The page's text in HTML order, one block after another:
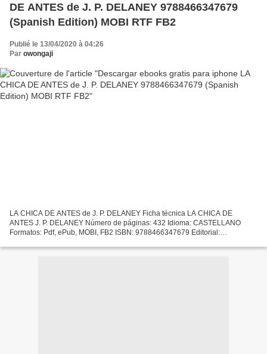
DE ANTES de J. P. DELANEY 9788466347679
(Spanish Edition) MOBI RTF FB2
Publié le 13/04/2020 à 04:26
Par owongaji
LA CHICA DE ANTES de J. P. DELANEY Ficha técnica LA CHICA DE
ANTES J. P. DELANEY Número de páginas: 432 Idioma: CASTELLANO
Formatos: Pdf, ePub, MOBI, FB2 ISBN: 9788466347679 Editorial:
eBook...